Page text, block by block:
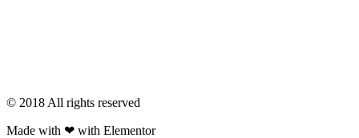
© 2018 All rights reserved​
Made with ❤ with Elementor​